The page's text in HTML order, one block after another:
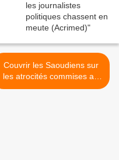
Couvrir les Saoudiens sur
les atrocités commises au
Yémen (Consortium News)